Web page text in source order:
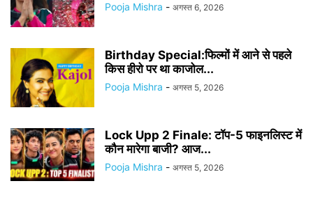
Pooja Mishra - अगस्त 6, 2026
Birthday Special:फिल्मों में आने से पहले
किस हीरो पर था काजोल...
Pooja Mishra - अगस्त 5, 2026
Lock Upp 2 Finale: टॉप-5 फाइनलिस्ट में
कौन मारेगा बाजी? आज...
Pooja Mishra - अगस्त 5, 2026